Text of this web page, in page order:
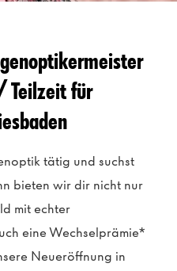
für
tätig und suchst
bieten wir dir nicht nur
mit echter
eine Wechselprämie*
Neueröffnung in